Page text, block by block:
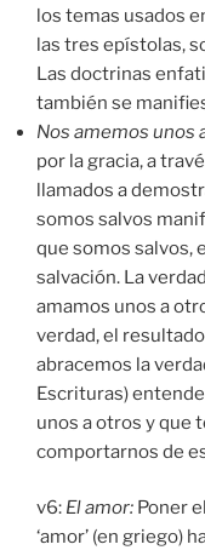
los temas usados
las tres epístolas,
Las doctrinas
también se
Nos amemos unos
por la gracia, a
llamados a
somos salvos
que somos salvos,
salvación. La
amamos unos a
verdad, el
abracemos la
Escrituras)
unos a otros y que
comportarnos de
v6: El amor: Poner
‘amor’ (en griego)